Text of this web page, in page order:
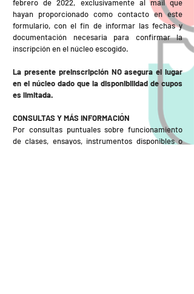
febrero de 2022, exclusivamente al mail que
hayan proporcionado como contacto en este
formulario, con el fin de informar las fechas y
documentación necesaria para confirmar la
inscripción en el núcleo escogido.
La presente preinscripción NO asegura el lugar
en el núcleo dado que la disponibilidad de cupos
es limitada.
CONSULTAS Y MÁS INFORMACIÓN
Por consultas puntuales sobre funcionamiento
de clases, ensayos, instrumentos disponibles o